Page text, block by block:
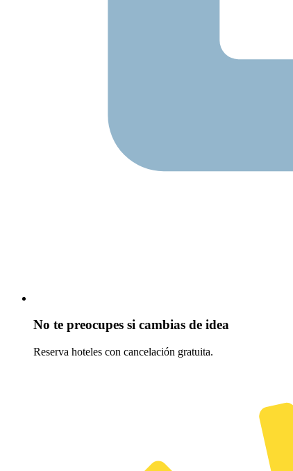
No te preocupes si cambias de idea
Reserva hoteles con cancelación gratuita.